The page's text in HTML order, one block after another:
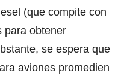
(que compite con
para obtener
se espera que
aviones promedien